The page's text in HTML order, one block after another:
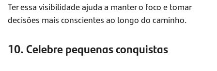
Ter essa visibilidade ajuda a manter o foco e tomar
decisões mais conscientes ao longo do caminho.
10. Celebre pequenas conquistas